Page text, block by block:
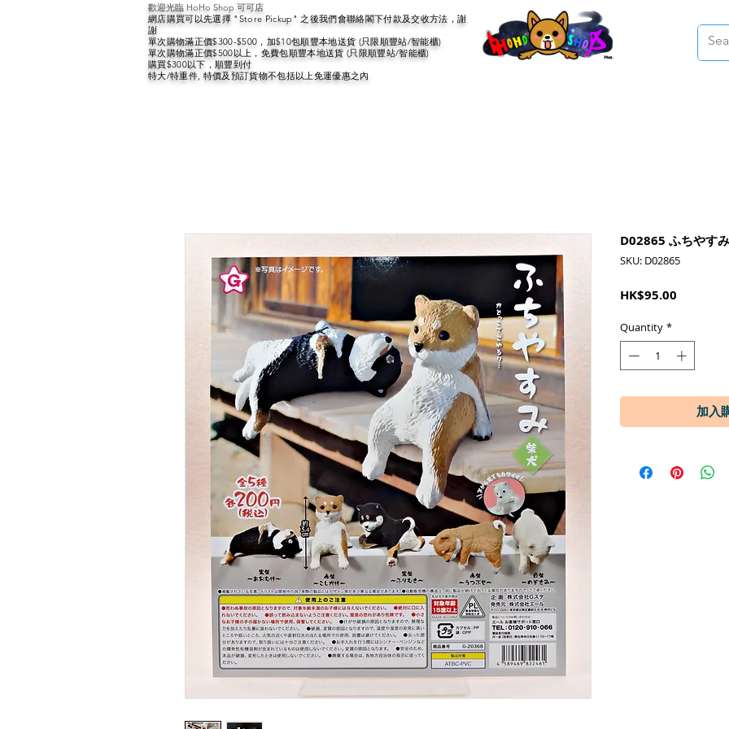
歡迎光臨 HoHo Shop 可可店
網店購買可以先選擇 "Store Pickup" 之後我們會聯絡閣下付款及交收方法，謝
謝
單次購物滿正價$300-$500，加$10包順豐本地送貨 (只限順豐站/智能櫃)
單次購物滿正價$500以上，免費包順豐本地送貨 (只限順豐站/智能櫃)
購買$300以下，順豐到付
特大/特重件, 特價及預訂貨物不包括以上免運優惠之內
D02865 ふちやす
SKU: D02865
HK$95.00
Quantity *